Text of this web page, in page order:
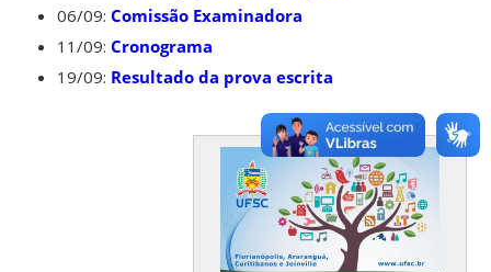
06/09:Comissão Examinadora
11/09:Cronograma
19/09: Resultado da prova escrita